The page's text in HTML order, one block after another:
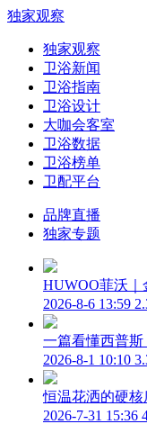
独家观察
独家观察
卫浴新闻
卫浴指南
卫浴设计
大咖会客室
卫浴数据
卫浴榜单
卫配平台
品牌直播
独家专题
HUWOO菲沃｜
2026-8-6 13:59
一篇看懂西普斯
2026-8-1 10:10
恒温花洒的硬
2026-7-31 15:36